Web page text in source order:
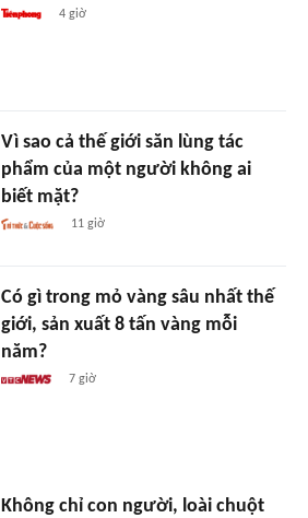
4 giờ
Vì sao cả thế giới săn lùng tác
phẩm của một người không ai
biết mặt?
11 giờ
Có gì trong mỏ vàng sâu nhất thế
giới, sản xuất 8 tấn vàng mỗi
năm?
7 giờ
Không chỉ con người, loài chuột